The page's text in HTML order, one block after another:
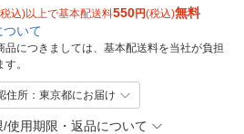
込)以上で基本配送料550円(税込)無料
ついて
品につきましては、基本配送料を当社が負担
。
住所：東京都にお届け
/使用期限・返品について